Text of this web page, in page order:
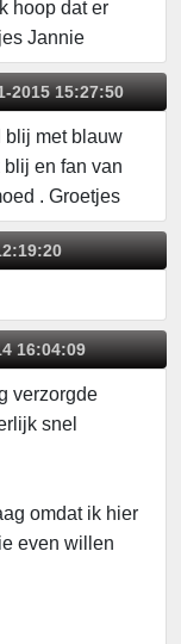
hoop dat er
Jannie
2015 15:27:50
blij met blauw
en fan van
. Groetjes
16:04:09
verzorgde
snel
omdat ik hier
even willen